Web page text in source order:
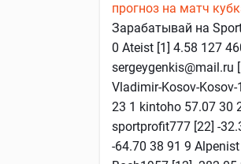
прогноз на матч
Зарабатывай на
0 Ateist [1] 4.58 127
sergeygenkis@mail.ru
Vladimir-Kosov-
23 1 kintoho 57.07 30
sportprofit777 [22] -
-64.70 38 91 9